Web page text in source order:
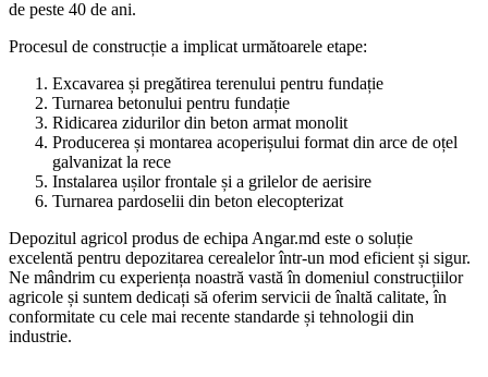
de peste 40 de ani.
Procesul de construcție a implicat următoarele etape:
Excavarea și pregătirea terenului pentru fundație
Turnarea betonului pentru fundație
Ridicarea zidurilor din beton armat monolit
Producerea și montarea acoperișului format din arce de oțel
galvanizat la rece
Instalarea ușilor frontale și a grilelor de aerisire
Turnarea pardoselii din beton elecopterizat
Depozitul agricol produs de echipa Angar.md este o soluție
excelentă pentru depozitarea cerealelor într-un mod eficient și sigur.
Ne mândrim cu experiența noastră vastă în domeniul construcțiilor
agricole și suntem dedicați să oferim servicii de înaltă calitate, în
conformitate cu cele mai recente standarde și tehnologii din
industrie.